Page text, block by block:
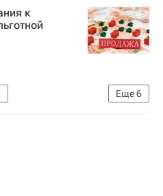
гектар
к
Еще6
Сбер